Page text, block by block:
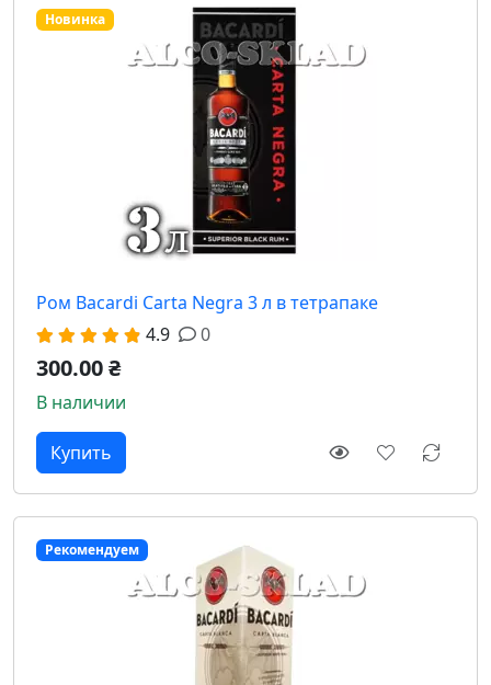
Новинка
Ром Bacardi Carta Negra 3 л в тетрапаке
4.9
0
300.00 ₴
В наличии
Рекомендуем